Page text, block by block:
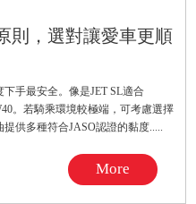
則，選對讓愛車更順
手最安全。像是JET SL適合
。若騎乘環境較極端，可考慮選擇
供多種符合JASO認證的黏度.....
More